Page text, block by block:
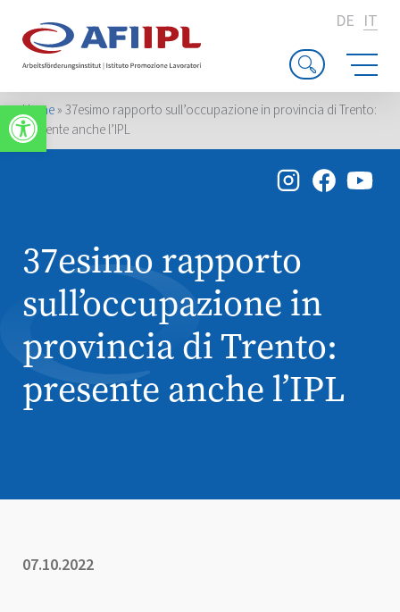
Apri la barra degli strumenti
DE IT
Home»37esimo rapporto sull’occupazione in provincia di Trento:
presente anche l’IPL
37esimo rapporto
sull’occupazione in
provincia di Trento:
presente anche l’IPL
07.10.2022